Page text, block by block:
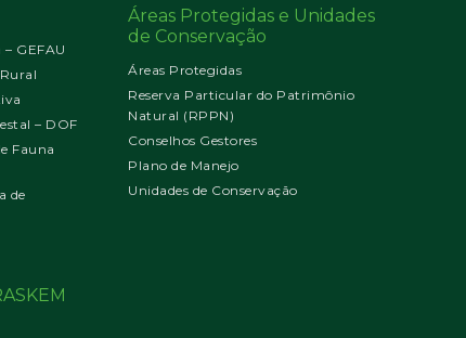
GEFAU
– DOF
Fauna
de
Áreas Protegidas e Unidades
de Conservação
Áreas Protegidas
Reserva Particular do Patrimônio
Natural (RPPN)
Conselhos Gestores
Plano de Manejo
Unidades de Conservação